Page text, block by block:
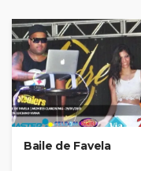
Baile de Favela